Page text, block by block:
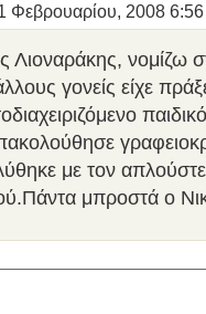
Φεβρουαρίου, 2008
Λιοναράκης, νομίζω
γονείς είχε
με τον
μπροστά ο